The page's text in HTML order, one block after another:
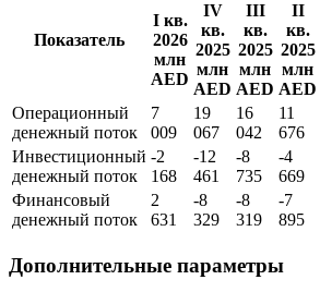
Показатель
I кв.
2026
млн
AED
IV
кв.
2025
млн
AED
III
кв.
2025
млн
AED
II
кв.
2025
млн
AED
Операционный
денежный поток
7
009
19
067
16
042
11
676
Инвестиционный
денежный поток
-2
168
-12
461
-8
735
-4
669
Финансовый
денежный поток
2
631
-8
329
-8
319
-7
895
Дополнительные параметры